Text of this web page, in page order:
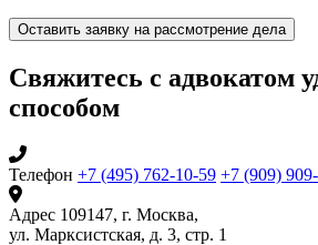
Оставить заявку на рассмотрение дела
Свяжитесь с адвокатом
способом
Телефон +7 (495) 762-10-59 +7 (909)
Адрес 109147, г. Москва,
ул. Марксистская, д. 3, стр. 1